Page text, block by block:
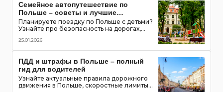
Семейное автопутешествие по
Польше – советы и лучшие
маршруты с детьми
Планируете поездку по Польше с детьми?
Узнайте про безопасность на дорогах,
полезные приложения для путешествия
всей семьей
25.01.2026
ПДД и штрафы в Польше – полный
гид для водителей
Узнайте актуальные правила дорожного
движения в Польше, скоростные лимиты,